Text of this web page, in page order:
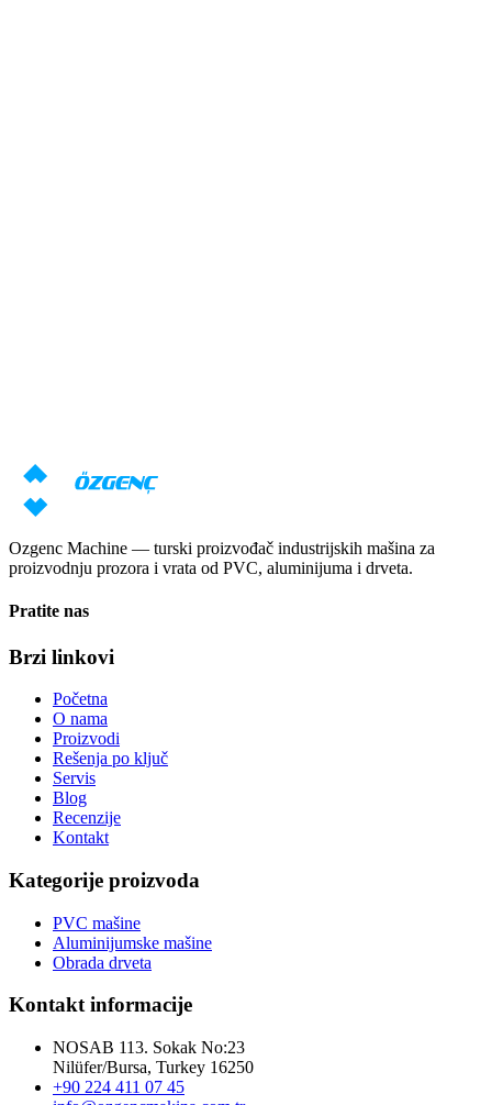
Zatraži cenu Preuzmi katalog
Ozgenc Machine — turski proizvođač industrijskih mašina za
proizvodnju prozora i vrata od PVC, aluminijuma i drveta.
Pratite nas
Brzi linkovi
Početna
O nama
Proizvodi
Rešenja po ključ
Servis
Blog
Recenzije
Kontakt
Kategorije proizvoda
PVC mašine
Aluminijumske mašine
Obrada drveta
Kontakt informacije
NOSAB 113. Sokak No:23
Nilüfer/Bursa, Turkey 16250
+90 224 411 07 45